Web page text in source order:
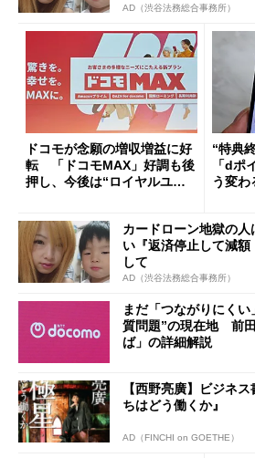
AD（渋谷法務総合事務所）
ドコモが念願の増収増益に好
転 「ドコモMAX」好調も後
押し、今後は“ロイヤルユー
“特典
「dポ
う変
カードローン地獄の
い『返済停止して減
して
AD（渋谷法務総合事務所）
まだ「つながりにく
質問題”の現在地 前
ば」の詳細解説
【西野亮廣】ビジネ
ちはどう働くか』
AD（FINCHI on GOETHE）